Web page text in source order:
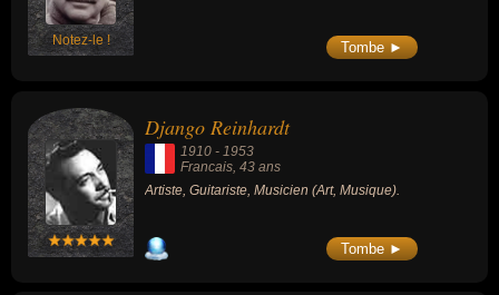
Notez-le ! Tombe ►
Django Reinhardt
1910 - 1953
Francais, 43 ans
Artiste, Guitariste, Musicien (Art, Musique).
Tombe ►